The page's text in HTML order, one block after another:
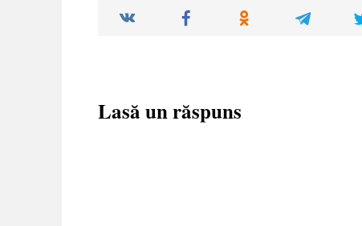
Lasă un răspuns